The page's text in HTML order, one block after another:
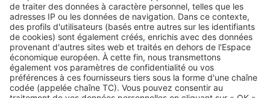
Retrouvez-nous sur …
A propos